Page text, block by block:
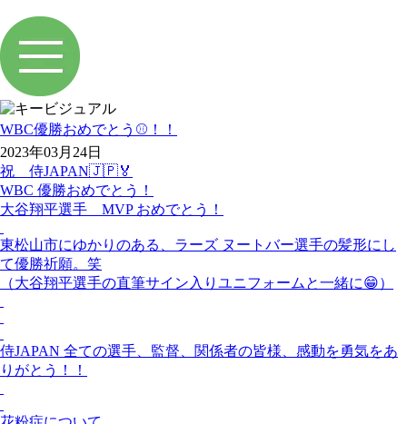
WBC優勝おめでとう⚾️！！
2023年03月24日
祝 侍JAPAN🇯🇵🏅
WBC 優勝おめでとう！
大谷翔平選手 MVP おめでとう！
東松山市にゆかりのある、ラーズ ヌートバー選手の髪形にし
て優勝祈願。笑
（大谷翔平選手の直筆サイン入りユニフォームと一緒に😁）
侍JAPAN 全ての選手、監督、関係者の皆様、感動を勇気をあ
りがとう！！